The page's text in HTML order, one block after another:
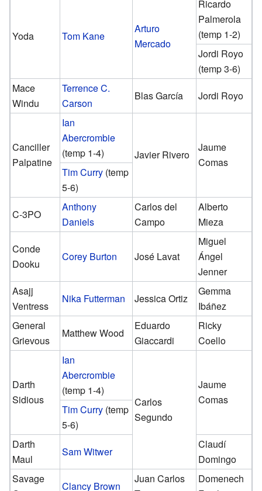
Yoda Tom Kane
Arturo
Mercado
Ricardo
Palmerola
(temp 1-2)
Jordi Royo
(temp 3-6)
Mace
Windu
Terrence C.
Carson
Blas García Jordi Royo
Canciller
Palpatine
Ian
Abercrombie
(temp 1-4)
Javier Rivero
Jaume
Comas
Tim Curry (temp
5-6)
C-3PO
Anthony
Daniels
Carlos del
Campo
Alberto
Mieza
Conde
Dooku
Corey Burton José Lavat
Miguel
Ángel
Jenner
Asajj
Ventress
Nika Futterman Jessica Ortiz
Gemma
Ibáñez
General
Grievous
Matthew Wood
Eduardo
Giaccardi
Ricky
Coello
Darth
Sidious
Ian
Abercrombie
(temp 1-4)
Carlos
Segundo
Jaume
Comas
Tim Curry (temp
5-6)
Darth
Maul
Sam Witwer
Claudí
Domingo
Savage
Clancy Brown
Juan Carlos
Domenech